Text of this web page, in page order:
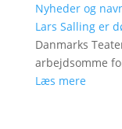
Nyheder og
Lars Salling er
Danmarks
arbejdsomme
Læs mere